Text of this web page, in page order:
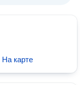
На карте